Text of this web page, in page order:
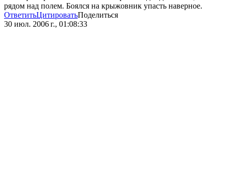
рядом над полем. Боялся на крыжовник упасть наверное.
ОтветитьЦитироватьПоделиться
30 июл. 2006 г., 01:08:33